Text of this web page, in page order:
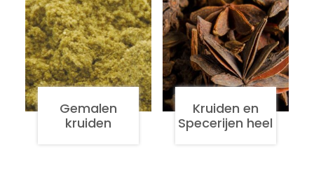
Gemalen
kruiden
Kruiden en
Specerijen heel